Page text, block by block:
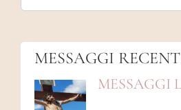
MESSAGGI
MESSAGGI
MESSAGGI